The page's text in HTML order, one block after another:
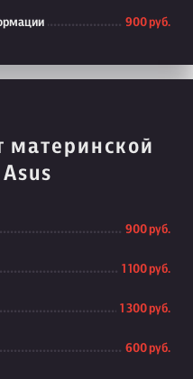
900 руб.
материнской
900 руб.
1 100 руб.
1 300 руб.
600 руб.